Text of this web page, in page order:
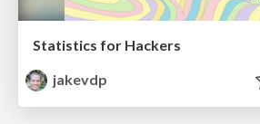
Statistics for Hackers
jakevdp